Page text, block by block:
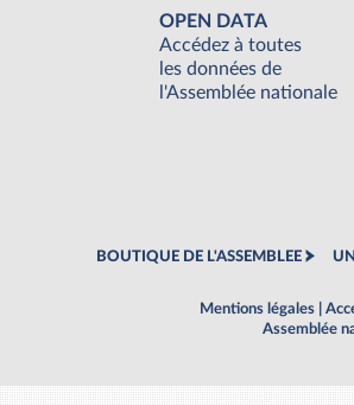
OPEN DATA
Accédez à toutes
les données de
l'Assemblée nationale
BOUTIQUE DE L'ASSEMBLEE
Mentions légales
Assemblée